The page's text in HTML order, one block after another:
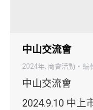
中山交流會
2024年, 商會活動 編
中山交流會
2024.9.10 中上